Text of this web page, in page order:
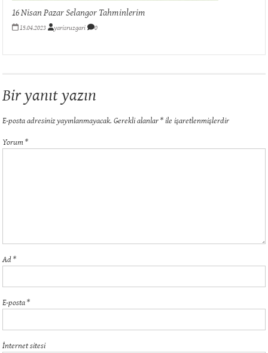
16 Nisan Pazar Selangor Tahminlerim
15.04.2023 yarisruzgari 0
Bir yanıt yazın
E-posta adresiniz yayınlanmayacak. Gerekli alanlar*ile işaretlenmişlerdir
Yorum*
Ad*
E-posta*
İnternet sitesi